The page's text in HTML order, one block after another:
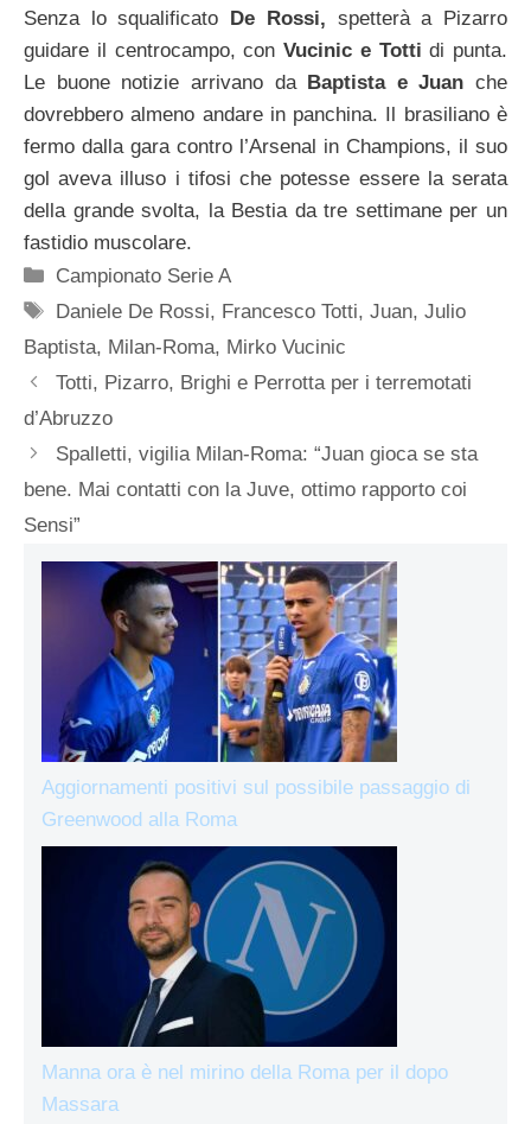
Senza lo squalificato
De Rossi, spetterà a Pizarro
guidare il centrocampo, con Vucinic e Tottidi punta.
Le buone notizie arrivano da Baptista e Juan che
dovrebbero almeno andare in panchina. Il brasiliano è
fermo dalla gara contro l’Arsenal in Champions, il suo
gol aveva illuso i tifosi che potesse essere la serata
della grande svolta, la Bestia da tre settimane per un
fastidio muscolare.
Categorie
Campionato Serie A
Tag
Daniele De Rossi, Francesco Totti,Juan,Julio
Baptista, Milan-Roma, Mirko Vucinic
Totti, Pizarro, Brighi e Perrotta per i terremotati
d’Abruzzo
Spalletti, vigilia Milan-Roma: “Juan gioca se sta
bene. Mai contatti con la Juve, ottimo rapporto coi
Sensi”
Aggiornamenti positivi sul possibile passaggio di
Greenwood alla Roma
Manna ora è nel mirino della Roma per il dopo
Massara